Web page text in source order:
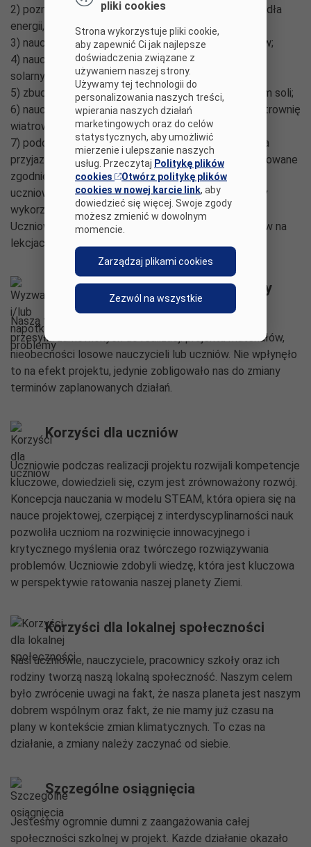
2) poznali słownictwo w j. angielskim (odnawialne źródła
energii, energia jądrowa);
3) nauczyli się pozyskiwać energię z warzyw/owoców;
4) nauczyli się pozyskiwać energię ze słońca (robot
solarny);
5) zbudowali samochód napędzany wodą z dodatkiem soli;
6) nauczyli się pozyskiwać energię z wiatru (minielektrownię
wiatrową);
7) podczas warsztatów przygotowali makietę miasta
przyjaznego naszej planecie, które zostało zaprojektowane
zgodnie z zasadami zrównoważonego rozwoju, które
uczniowie poznali podczas zajęć. W makiecie zostały
wykorzystane ozoboty jako samochody elektryczne.
Uczniowie uczyli się kodować przy pomocy ozobotów na
lekcjach informatyki.
Wyzwania i/lub napotkane problemy
Naszą trudnością były sytuacje losowe: opóźnione
przesyłki zamówionych do realizacji projektu materiałów,
nieobecności losowe nauczycieli lub uczniów. Nie wpłynęło
to na efekt projektu, jedynie zobligowało nas do zmiany
terminów zaplanowanych działań.
Korzyści dla uczniów
Uczniowie podczas realizacji projektu rozwijali kompetencje
kluczowe, dowiedzieli się, czym jest zrównoważony rozwój.
Koncepcja nauczania w modelu STEAM, która opiera się na
nauce projektowej, czerpiącej z interdyscyplinarności nauk
pozwoliła uczniom na rozwinięcie innowacyjnego i
krytycznego myślenia oraz twórczego rozwiązywania
problemów. Uczniowie zdobyli wiedzę, która jest kluczowa
w perspektywie ratowania naszej planety Ziemi.
Korzyści dla lokalnej społeczności
Nasi uczniowie, nauczyciele, pracownicy szkoły oraz ich
rodziny tworzą naszą lokalną społeczność. Naszym celem
było zwrócenie uwagi na fakt, że nasza planeta jest naszym
dobrem wspólnym oraz fakt, że nie mamy już czasu na
plany w kontekście zmian klimatycznych. To czas na
działanie, a zmiany należy zaczynać od siebie.
Szczególne osiągnięcia
Jesteśmy ogromnie dumni z zaangażowania całej
społeczności szkolnej w projekt. Każde działanie okazało
pliki cookies
Strona wykorzystuje pliki cookie,
aby zapewnić Ci jak najlepsze
doświadczenia związane z
używaniem naszej strony.
Używamy tej technologii do
personalizowania naszych treści,
wpierania naszych działań
marketingowych oraz do celów
statystycznych, aby umożliwić
mierzenie i ulepszanie naszych
usług. Przeczytaj Politykę plików
cookies
Otwórz politykę plików
cookies w nowej karcie link , aby
dowiedzieć się więcej. Swoje zgody
możesz zmienić w dowolnym
momencie.
Zarządzaj plikami cookies
Zezwól na wszystkie